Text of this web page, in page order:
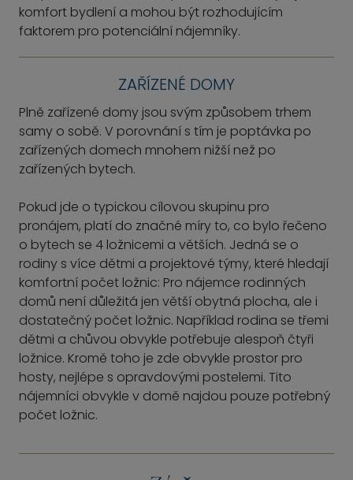
komfort bydlení a mohou být rozhodujícím
faktorem pro potenciální nájemníky.
ZAŘÍZENÉ DOMY
Plně zařízené domy jsou svým způsobem trhem
samy o sobě. V porovnání s tím je poptávka po
zařízených domech mnohem nižší než po
zařízených bytech.
Pokud jde o typickou cílovou skupinu pro
pronájem, platí do značné míry to, co bylo řečeno
o bytech se 4 ložnicemi a větších. Jedná se o
rodiny s více dětmi a projektové týmy, které hledají
komfortní počet ložnic: Pro nájemce rodinných
domů není důležitá jen větší obytná plocha, ale i
dostatečný počet ložnic. Například rodina se třemi
dětmi a chůvou obvykle potřebuje alespoň čtyři
ložnice. Kromě toho je zde obvykle prostor pro
hosty, nejlépe s opravdovými postelemi. Tito
nájemníci obvykle v domě najdou pouze potřebný
počet ložnic.